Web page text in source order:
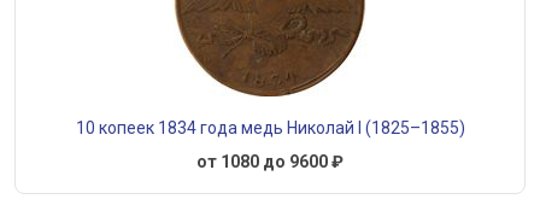
10 копеек 1834 года медь Николай I (1825–1855)
от 1080 до 9600 ₽